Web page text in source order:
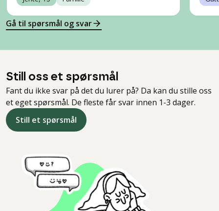
Gå til spørsmål og svar
Still oss et spørsmål
Fant du ikke svar på det du lurer på? Da kan du stille oss
et eget spørsmål. De fleste får svar innen 1-3 dager.
Still et spørsmål